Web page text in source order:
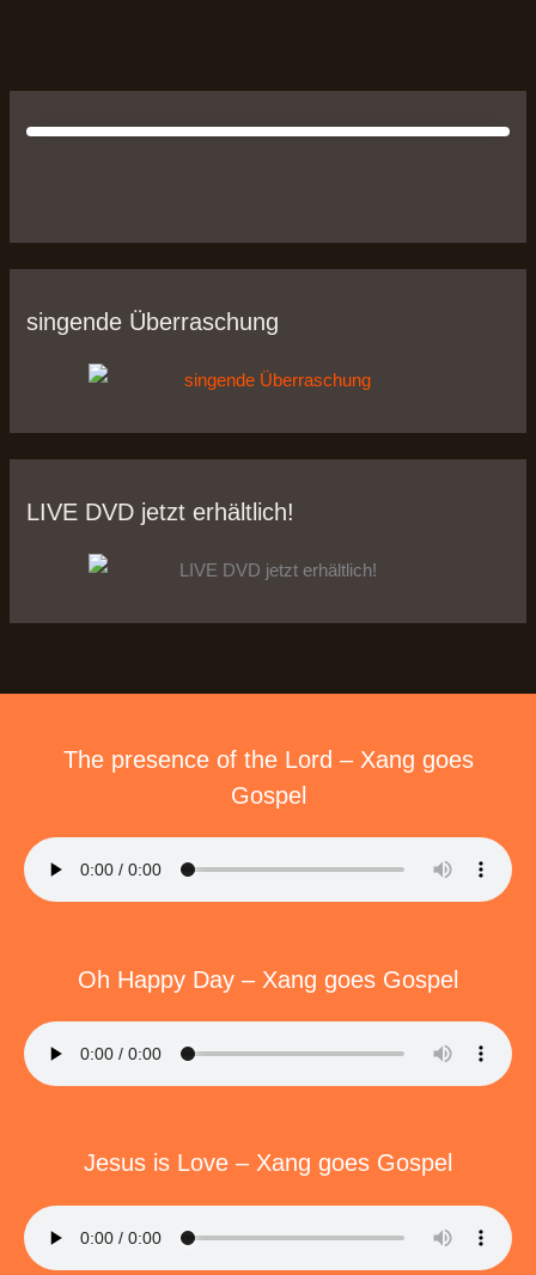
singende Überraschung
LIVE DVD jetzt erhältlich!
The presence of the Lord – Xang goes
Gospel
Oh Happy Day – Xang goes Gospel
Jesus is Love – Xang goes Gospel